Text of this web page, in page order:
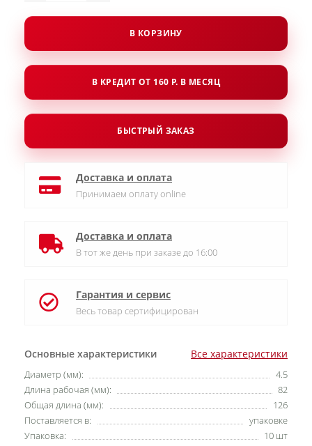
Основные характеристики Все характеристики
Диаметр (мм):
4.5
Длина рабочая (мм):
82
Общая длина (мм):
126
Поставляется в:
упаковке
Упаковка:
10 шт
В КОРЗИНУ
В КРЕДИТ ОТ 160 Р. В МЕСЯЦ
БЫСТРЫЙ ЗАКАЗ
Доставка и оплата
Принимаем оплату online
Доставка и оплата
В тот же день при заказе до 16:00
Гарантия и сервис
Весь товар сертифицирован